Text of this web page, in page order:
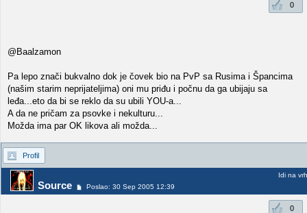
0
@Baalzamon
Pa lepo znači bukvalno dok je čovek bio na PvP sa Rusima i Špancima
(našim starim neprijateljima) oni mu priđu i počnu da ga ubijaju sa
leđa...eto da bi se reklo da su ubili YOU-a...
A da ne pričam za psovke i nekulturu...
Možda ima par OK likova ali možda...
Profil
Source Poslao: 30 Sep 2005 12:39
Idi na vrh
0